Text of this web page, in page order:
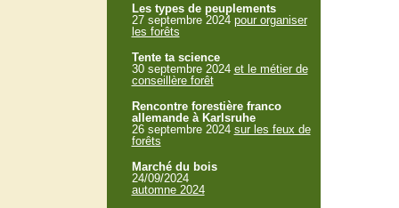
Les types de peuplements
27 septembre 2024 pour organiser
les forêts
Tente ta science
30 septembre 2024 et le métier de
conseillère forêt
Rencontre forestière franco
allemande à Karlsruhe
26 septembre 2024 sur les feux de
forêts
Marché du bois
24/09/2024
automne 2024